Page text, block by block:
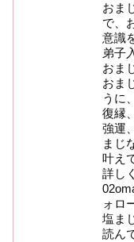
おま
で、
意識
弟子
おま
おま
うに
復縁
強運
まじ
叶え
詳し
ォロ
塩ま
読ん